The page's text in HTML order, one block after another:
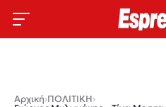
Αρχική›ΠΟΛΙΤΙΚΗ›